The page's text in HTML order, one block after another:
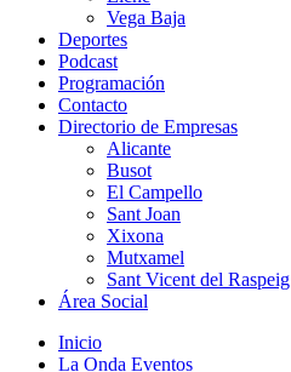
Vega Baja
Deportes
Podcast
Programación
Contacto
Directorio de Empresas
Alicante
Busot
El Campello
Sant Joan
Xixona
Mutxamel
Sant Vicent del Raspeig
Área Social
Inicio
La Onda Eventos